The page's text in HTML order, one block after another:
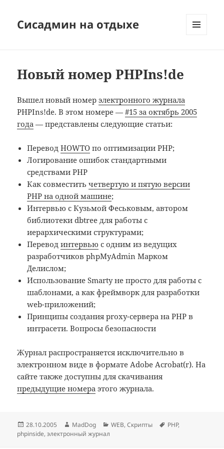
Сисадмин на отдыхе
Новый номер PHPIns!de
Вышел новый номерэлектронного журнала
PHPIns!de. В этом номере —#15 за октябрь 2005
года — представлены следующие статьи:
ПереводHOWTO по оптимизации PHP;
Логирование ошибок стандартными
средствами PHP
Как совместитьчетвертую и пятую версии
PHP на одной машине;
Интервью с Кузьмой Феськовым, автором
библиотеки dbtree для работы с
иерархическими структурами;
Переводинтервью с одним из ведущих
разработчиков phpMyAdmin Марком
Делислом;
Использование Smarty не просто для работы с
шаблонами, а как фреймворк для разработки
web-приложений;
Принципы создания proxy-сервера на PHP в
интрасети. Вопросы безопасности
Журнал распространяется исключительно в
электронном виде в формате Adobe Acrobat(r). На
сайте также доступны для скачивания
предыдущие номера этого журнала.
Опубликовано
28.10.2005 Автор
MadDog Рубрики
WEB,Скрипты Метки
PHP,
phpinside,электронный журнал